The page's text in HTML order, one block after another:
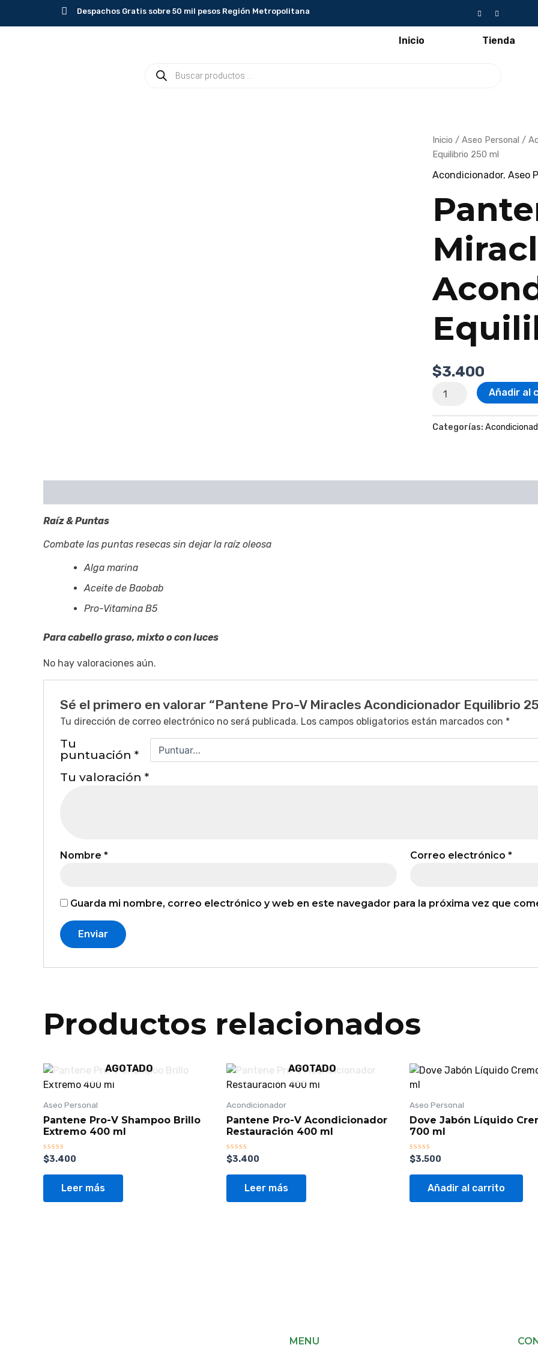
Despachos Gratis sobre 50 mil pesos Región Metropolitana
Inicio Tienda
de
productos
Inicio / Aseo Personal /
Equilibrio 250 ml
Acondicionador, Aseo
$3.400
Pantene
Pro-
V
Acondicionador
ml
cantidad
Añadir al
Categorías:
Raíz & Puntas
Combate las puntas resecas sin dejar la raíz oleosa
Alga marina
Aceite de Baobab
Pro-Vitamina B5
Para cabello graso, mixto o con luces
No hay valoraciones aún.
Sé el primero en valorar “Pantene Pro-V Miracles Acondicionador Equilibrio
Tu dirección de correo electrónico no será publicada. Los campos obligatorios están marcados con *
Tu
puntuación *
Tu valoración *
Nombre * Correo electrónico*
Guarda mi nombre, correo electrónico y web en este navegador para la próxima vez que
Productos relacionados
AGOTADO
Aseo Personal
Pantene Pro-V Shampoo Brillo
Extremo 400 ml
Valorado
con
0
$3.400
Leer más
AGOTADO
Acondicionador
Pantene Pro-V Acondicionador
Restauración 400 ml
Valorado
con
0
$3.400
Leer más
Aseo Personal
Dove Jabón Líquido
700 ml
Valorado
con
0
$3.500
Añadir al carrito
MENU